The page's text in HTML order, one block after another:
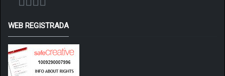
WEB REGISTRADA